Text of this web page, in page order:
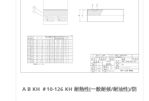
A B KH ＃10-126 KH 耐熱性(一般耐候/耐油性)/防